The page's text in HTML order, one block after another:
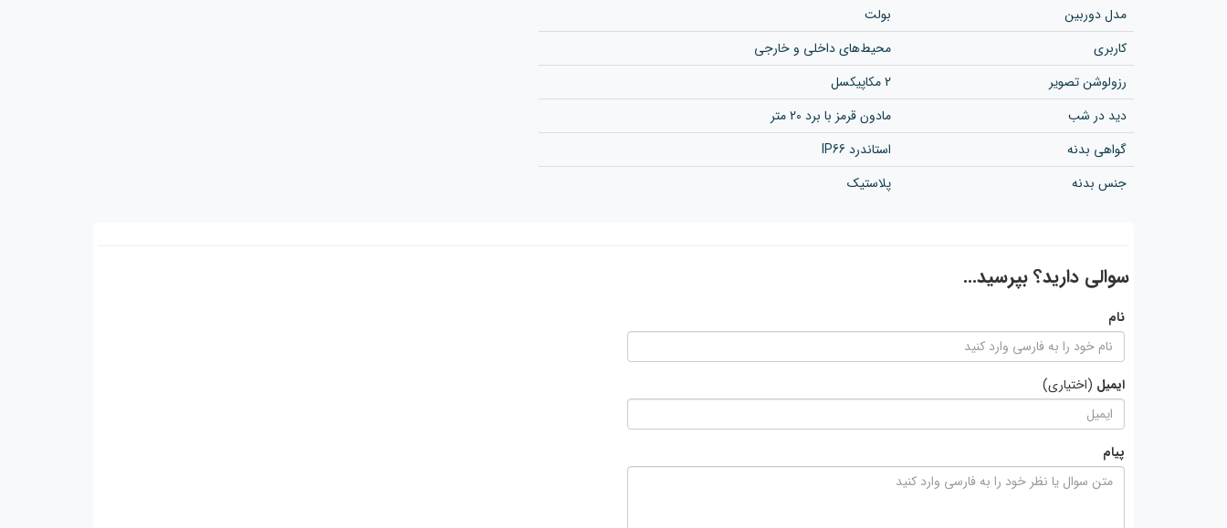
مدل دوربین
بولت
کاربری
محیط‌های داخلی و خارجی
رزولوشن تصویر
2 مکاپیکسل
دید در شب
مادون قرمز با برد 20 متر
گواهی بدنه
استاندرد IP66
جنس بدنه
پلاستیک
سوالی دارید؟ بپرسید...
نام
ایمیل (اختیاری)
پیام